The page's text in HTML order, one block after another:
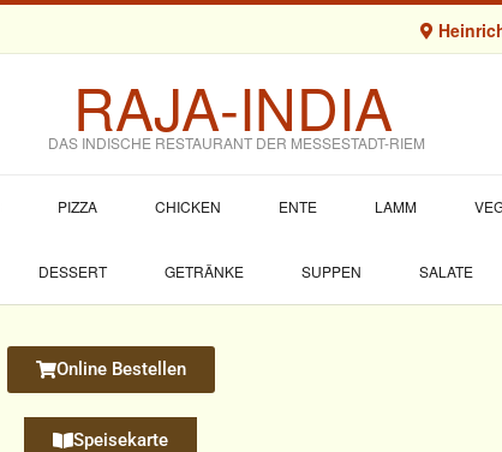
RAJA-INDIA
DAS INDISCHE RESTAURANT DER MESSESTADT-RIEM
PIZZA CHICKEN ENTE LAMM
DESSERT GETRÄNKE SUPPEN SALATE
Online Bestellen
Speisekarte